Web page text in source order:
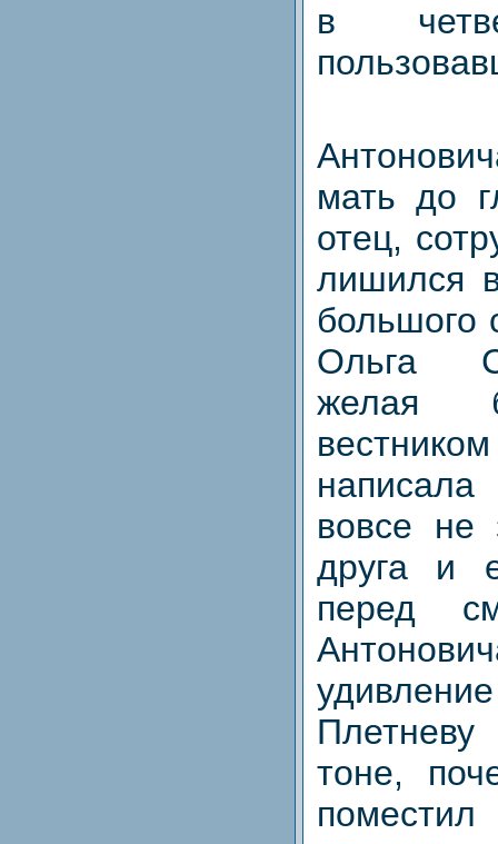
в
мать до
отец,
лишился
большого
Ольга
желая
вовсе не
друга и
перед
тоне,